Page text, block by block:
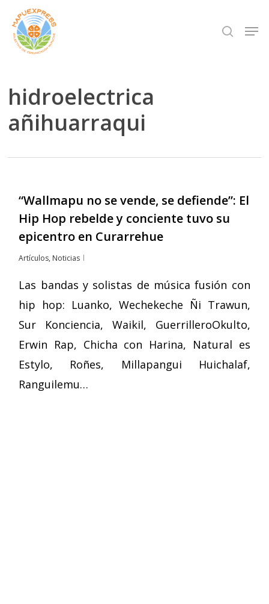
Skip
main
search
hidroelectrica
añihuarraqui
“Wallmapu no se vende, se defiende”: El
Hip Hop rebelde y conciente tuvo su
epicentro en Curarrehue
Artículos, Noticias
Las bandas y solistas de música fusión con
hip hop: Luanko, Wechekeche Ñi Trawun,
Sur Konciencia, Waikil, GuerrilleroOkulto,
Erwin Rap, Chicha con Harina, Natural es
Estylo, Roñes, Millapangui Huichalaf,
Ranguilemu…
Close